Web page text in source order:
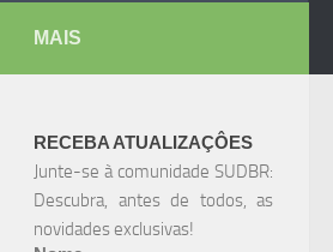
MAIS
RECEBA ATUALIZAÇÔES
Junte-se à comunidade SUDBR:
Descubra, antes de todos, as
novidades exclusivas!